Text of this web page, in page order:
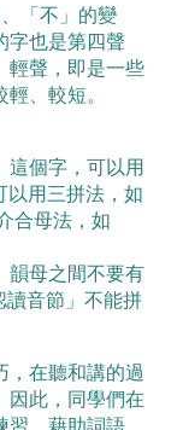
「不」的變
字也是第四聲
輕聲，即是一些
、較短。
這個字，可以用
用三拼法，如
合母法，如
韻母之間不要有
讀音節」不能拼
，在聽和講的過
因此，同學們在
，藉助詞語、